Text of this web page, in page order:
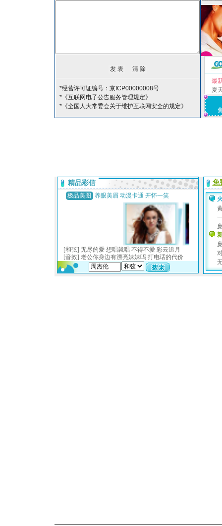
*经营许可证编号：京ICP00000008号
*《互联网电子公告服务管理规定》
*《全国人大常委会关于维护互联网安全的规定》
最
夏